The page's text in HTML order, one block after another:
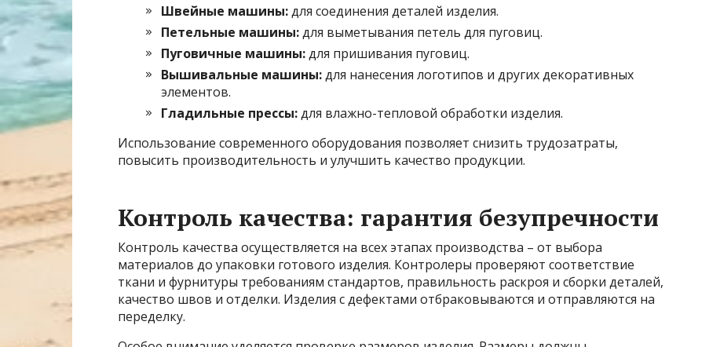
Швейные машины:для соединения деталей изделия.
Петельные машины:для выметывания петель для пуговиц.
Пуговичные машины:для пришивания пуговиц.
Вышивальные машины:для нанесения логотипов и других декоративных
элементов.
Гладильные прессы:для влажно-тепловой обработки изделия.
Использование современного оборудования позволяет снизить трудозатраты,
повысить производительность и улучшить качество продукции.
Контроль качества: гарантия безупречности
Контроль качества осуществляется на всех этапах производства – от выбора
материалов до упаковки готового изделия. Контролеры проверяют соответствие
ткани и фурнитуры требованиям стандартов, правильность раскроя и сборки деталей,
качество швов и отделки. Изделия с дефектами отбраковываются и отправляются на
переделку.